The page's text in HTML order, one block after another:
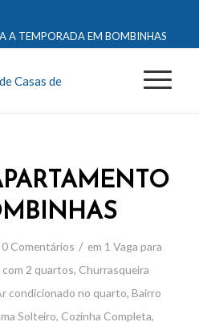
A TEMPORADA EM BOMBINHAS
0 Comentários / em 1 Vaga para
2 quartos, Churrasqueira
condicionado no quarto, Bairro
Solteiro, Cozinha Completa,